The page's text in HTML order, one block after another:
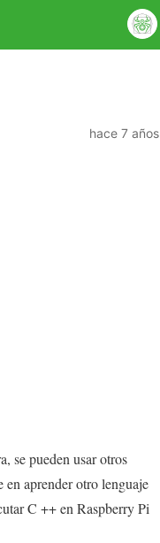
hace 7 años
se pueden usar otros
aprender otro lenguaje
C ++ en Raspberry Pi